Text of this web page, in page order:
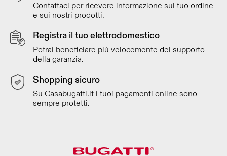
Contattaci per ricevere informazione sul tuo ordine
e sui nostri prodotti.
Registra il tuo elettrodomestico
Potrai beneficiare più velocemente del supporto
della garanzia.
Shopping sicuro
Su Casabugatti.it i tuoi pagamenti online sono
sempre protetti.